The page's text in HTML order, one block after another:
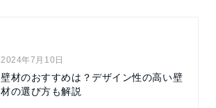
2024年7月10日
壁材のおすすめは？デザイン性の高い壁
材の選び方も解説